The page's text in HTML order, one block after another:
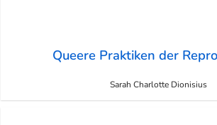
Queere Praktiken der
Sarah Charlotte Dionisius